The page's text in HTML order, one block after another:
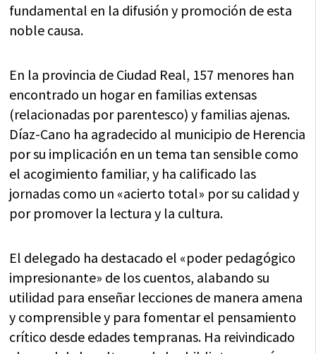
fundamental en la difusión y promoción de esta
noble causa.
En la provincia de Ciudad Real, 157 menores han
encontrado un hogar en familias extensas
(relacionadas por parentesco) y familias ajenas.
Díaz-Cano ha agradecido al municipio de Herencia
por su implicación en un tema tan sensible como
el acogimiento familiar, y ha calificado las
jornadas como un «acierto total» por su calidad y
por promover la lectura y la cultura.
El delegado ha destacado el «poder pedagógico
impresionante» de los cuentos, alabando su
utilidad para enseñar lecciones de manera amena
y comprensible y para fomentar el pensamiento
crítico desde edades tempranas. Ha reivindicado